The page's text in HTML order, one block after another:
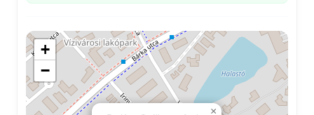
×
+
−